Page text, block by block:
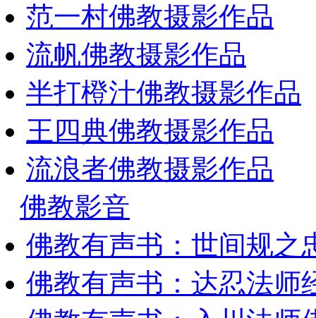
范一村佛教摄影作品
流帆佛教摄影作品
半打橙汁佛教摄影作品
王四典佛教摄影作品
流浪者佛教摄影作品
佛教影音
佛教有声书：世间规
佛教有声书：达忍法师